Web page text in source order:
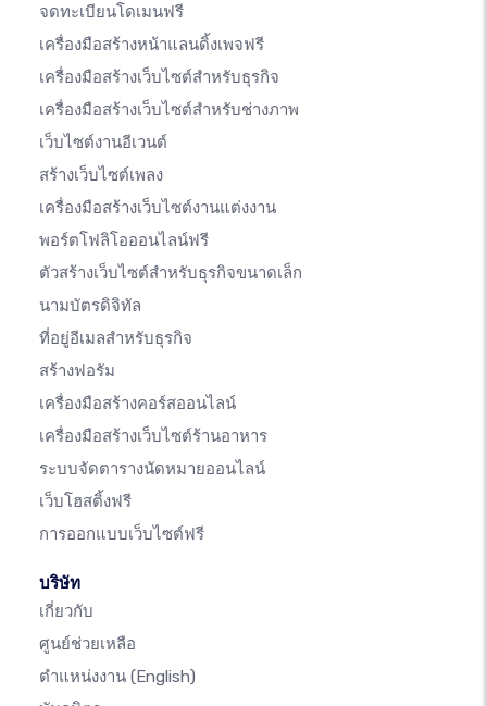
จดทะเบียนโดเมนฟรี
เครื่องมือสร้างหน้าแลนดิ้งเพจฟรี
เครื่องมือสร้างเว็บไซต์สำหรับธุรกิจ
เครื่องมือสร้างเว็บไซต์สำหรับช่างภาพ
เว็บไซต์งานอีเวนต์
สร้างเว็บไซต์เพลง
เครื่องมือสร้างเว็บไซต์งานแต่งงาน
พอร์ตโฟลิโอออนไลน์ฟรี
ตัวสร้างเว็บไซต์สำหรับธุรกิจขนาดเล็ก
นามบัตรดิจิทัล
ที่อยู่อีเมลสำหรับธุรกิจ
สร้างฟอรัม
เครื่องมือสร้างคอร์สออนไลน์
เครื่องมือสร้างเว็บไซต์ร้านอาหาร
ระบบจัดตารางนัดหมายออนไลน์
เว็บโฮสติ้งฟรี
การออกแบบเว็บไซต์ฟรี
บริษัท
เกี่ยวกับ
ศูนย์ช่วยเหลือ
ตำแหน่งงาน (English)